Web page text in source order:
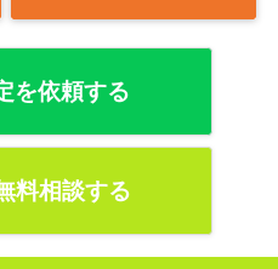
を依頼する
料相談する